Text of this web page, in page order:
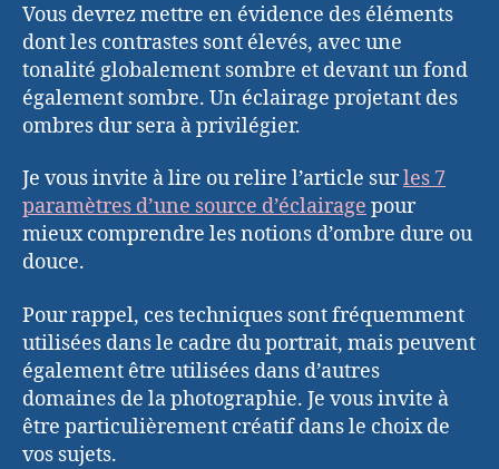
Vous devrez mettre en évidence des éléments
dont les contrastes sont élevés, avec une
tonalité globalement sombre et devant un fond
également sombre. Un éclairage projetant des
ombres dur sera à privilégier.
Je vous invite à lire ou relire l’article surles 7
paramètres d’une source d’éclairage pour
mieux comprendre les notions d’ombre dure ou
douce.
Pour rappel, ces techniques sont fréquemment
utilisées dans le cadre du portrait, mais peuvent
également être utilisées dans d’autres
domaines de la photographie. Je vous invite à
être particulièrement créatif dans le choix de
vos sujets.